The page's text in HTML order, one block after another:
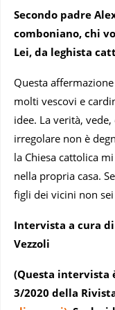
Secondo padre
comboniano, chi
Lei, da leghista
Questa
molti vescovi e
idee. La verità,
irregolare non è
la Chiesa cattolica
nella propria casa.
figli dei vicini non
Intervista a cura
Vezzoli
(Questa intervista
3/2020 della